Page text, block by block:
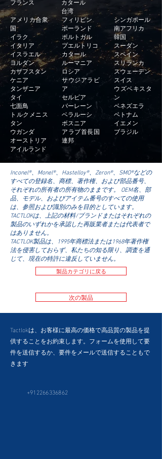
フランス
アメリカ合衆
国
イラク
イタリア
イスラエル
ヨルダン
カザフスタン
ケニア
タンザニア
タイ
七面鳥
トルクメニス
タン
ウガンダ
オーストリア
アイルランド
カタール
台湾
フィリピン
ポーランド
ポルトガル
プエルトリコ
カタール
ルーマニア
ロシア
サウジアラビ
ア
セルビア
バーレーン
ベラルーシ
ボスニア
アラブ首長国
連邦
シンガポール
南アフリカ
韓国
スーダン
スペイン
スリランカ
スウェーデン
スイス
ウズベキスタ
ン
ベネズエラ
ベトナム
イエメン
ブラジル
Inconel®、Monel®、Hastelloy®、Zeron®、SMO®などの
すべての登録名、商標、著作権、および部品番号、
それぞれの所有者の所有物のままです。 OEM名、部
品、モデル、およびアイテム番号のすべての使用
は、参照および識別のみを目的としています。
TACTLOKは、上記の材料/ブランドまたはそれぞれの
製品のいずれかを承認した再販業者または代表者で
はありません。
TACTLOK製品は、1995年商標法または1968年著作権
法を侵害しておらず、私たちの知る限り、調査を通
じて、現在の特許に違反していません。
製品カテゴリに戻る
次の製品
Tactlokは、お客様に最高の価格で高品質の製品を提
供することをお約束します。フォームを使用して要
件を送信するか、要件をメールで送信することもで
きます
+912266336862